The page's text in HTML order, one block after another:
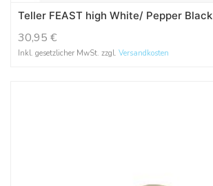
Teller FEAST high White/ Pepper Black
30,95 €
Inkl. gesetzlicher MwSt. zzgl. Versandkosten